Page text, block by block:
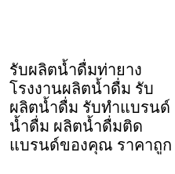
รับผลิตน้ำดื่มท่ายาง
โรงงานผลิตน้ำดื่ม รับ
ผลิตน้ำดื่ม รับทำแบรนด์
น้ำดื่ม ผลิตน้ำดื่มติด
แบรนด์ของคุณ ราคาถูก